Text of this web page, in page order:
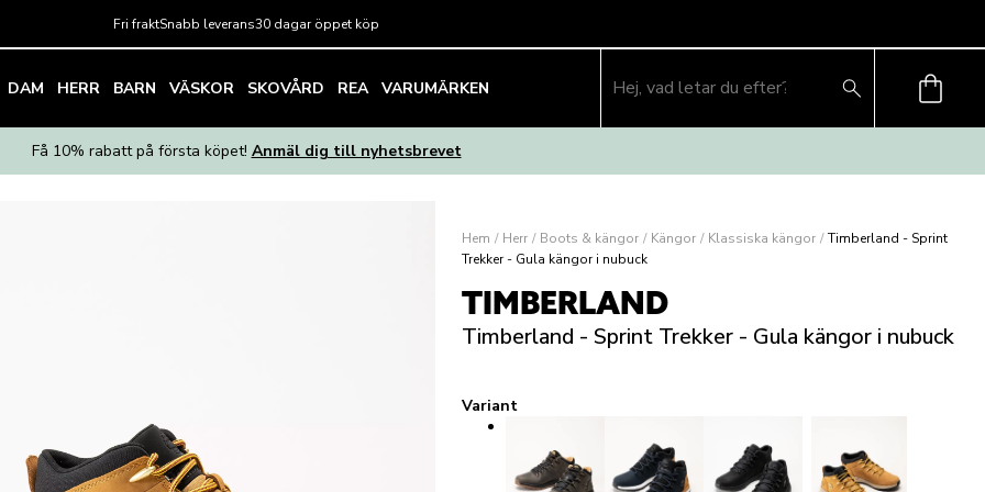
Fri fraktSnabb leverans30 dagar öppet köp
DAM HERR BARN VÄSKOR SKOVÅRD REA VARUMÄRKEN
Få 10% rabatt på första köpet! Anmäl dig till nyhetsbrevet
Hem / Herr / Boots & kängor / Kängor / Klassiska kängor / Timberland - Sprint
Trekker - Gula kängor i nubuck
TIMBERLAND
Timberland - Sprint Trekker - Gula kängor i nubuck
Variant